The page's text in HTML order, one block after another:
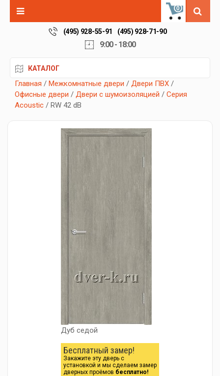
0
(495) 928-55-91 (495) 928-71-90
9:00 - 18:00
КАТАЛОГ
Главная / Межкомнатные двери / Двери ПВХ /
Офисные двери / Двери с шумоизоляцией / Серия
Acoustic / RW 42 dB
Дуб седой
Бесплатный замер!
Закажите эту дверь с
установкой и мы сделаем замер
дверных проёмов бесплатно!